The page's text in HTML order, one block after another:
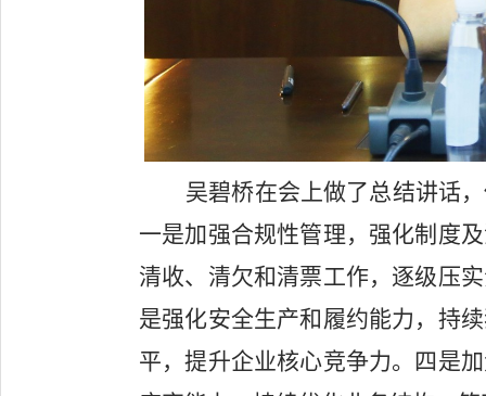
吴碧桥在会上做了总结讲话
一是加强合规性管理，强化制度
清收、清欠和清票工作，逐级压
是强化安全生产和履约能力，持
平，提升企业核心竞争力。四是